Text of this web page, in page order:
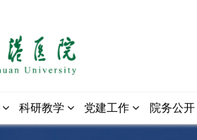
科研教学 党建工作 院务公开